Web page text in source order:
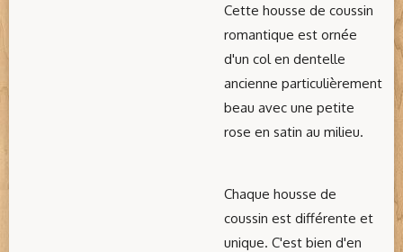
Cette housse de coussin
romantique est ornée
d'un col en dentelle
ancienne particulièrement
beau avec une petite
rose en satin au milieu.
Chaque housse de
coussin est différente et
unique. C'est bien d'en